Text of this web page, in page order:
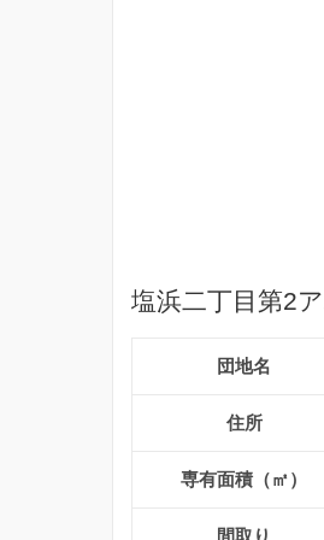
塩浜二丁目第2
団地名
住所
専有面積（㎡）
間取り